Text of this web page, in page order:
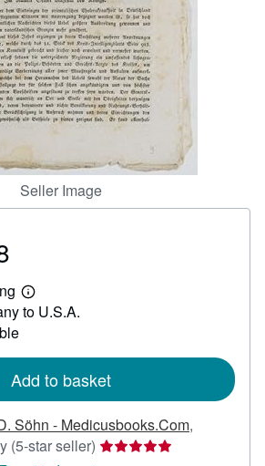
CLOSE
Seller Image
Learn
more
to U.S.A.
Add to basket
Söhn - Medicusbooks.Com,
(5-star seller) Seller